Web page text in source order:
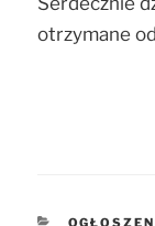
otrzymane